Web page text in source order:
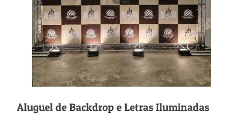
Aluguel de Backdrop e Letras Iluminadas